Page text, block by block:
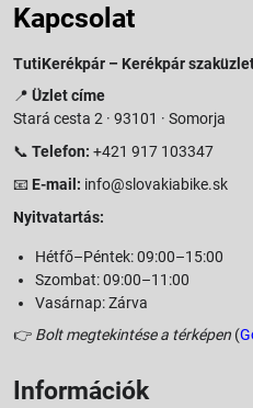
Kapcsolat
TutiKerékpár – Kerékpár
📍 Üzlet címe
Stará cesta 2 · 93101 · Somorja
📞 Telefon: +421 917 103347
📧 E-mail: info@slovakiabike.sk
Nyitvatartás:
Hétfő–Péntek: 09:00–15:00
Szombat: 09:00–11:00
Vasárnap: Zárva
👉 Bolt megtekintése a térképen (
Információk